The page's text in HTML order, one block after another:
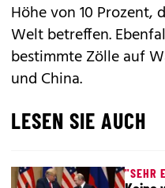
Höhe von 10 Prozent,
Welt betreffen.
bestimmte Zölle auf
und China.
LESEN SIE AUCH
"SEHR